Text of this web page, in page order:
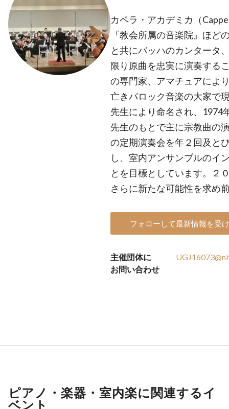
カペラ・アカデミカ（
『教会所属の音楽院』ほど
と共にバッハのカンタータ
限り原曲を忠実に演奏する
の専門家、アマチュアによ
亡きバロック音楽の大家で
先生により命名され、1974
先生のもとで主に宗教曲の
の定期演奏会を年２回及と
し、室内アンサンブルのイ
とを目標としています。２
さらに新たな可能性を求め
フォローして最新情報を受
主催団体に
お問い合わせ
ピアノ・楽器・室内楽に関連するイ
ベント